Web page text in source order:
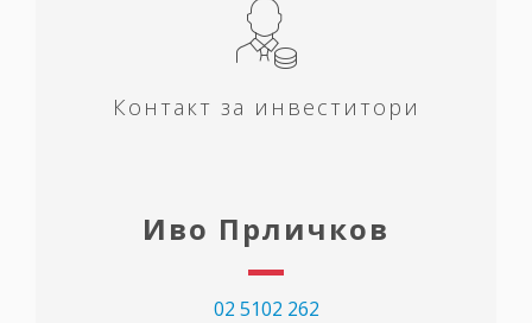
Контакт за инвеститори
Иво Прличков
02 5102 262